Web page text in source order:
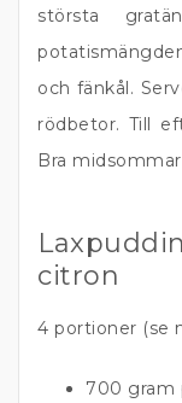
största
och fänkål.
rödbetor. Till
Bra
citron
4 portioner (se
700 gram